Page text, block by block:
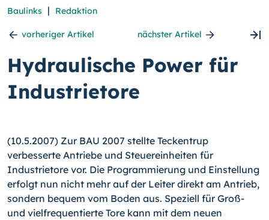
Baulinks | Redaktion
vorheriger Artikel nächster Artikel
Hydraulische Power für
Industrietore
(10.5.2007) Zur BAU 2007 stellte Teckentrup
verbesserte Antriebe und Steuereinheiten für
Industrietore vor. Die Programmierung und Einstellung
erfolgt nun nicht mehr auf der Leiter direkt am Antrieb,
sondern bequem vom Boden aus. Speziell für Groß-
und vielfrequentierte Tore kann mit dem neuen